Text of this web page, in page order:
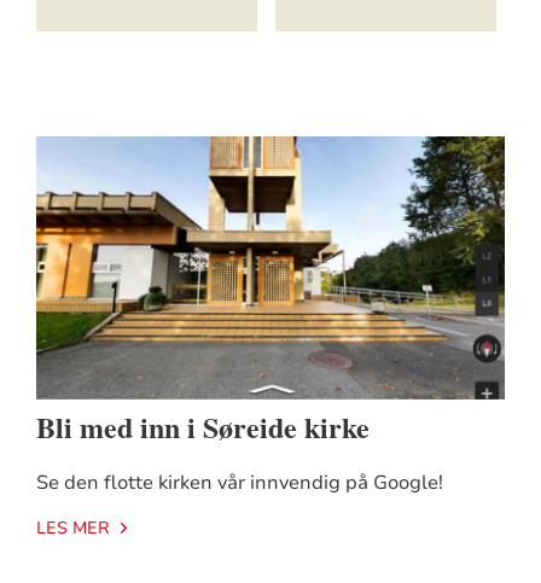
Bli med inn i Søreide kirke
Se den flotte kirken vår innvendig på Google!
LES MER